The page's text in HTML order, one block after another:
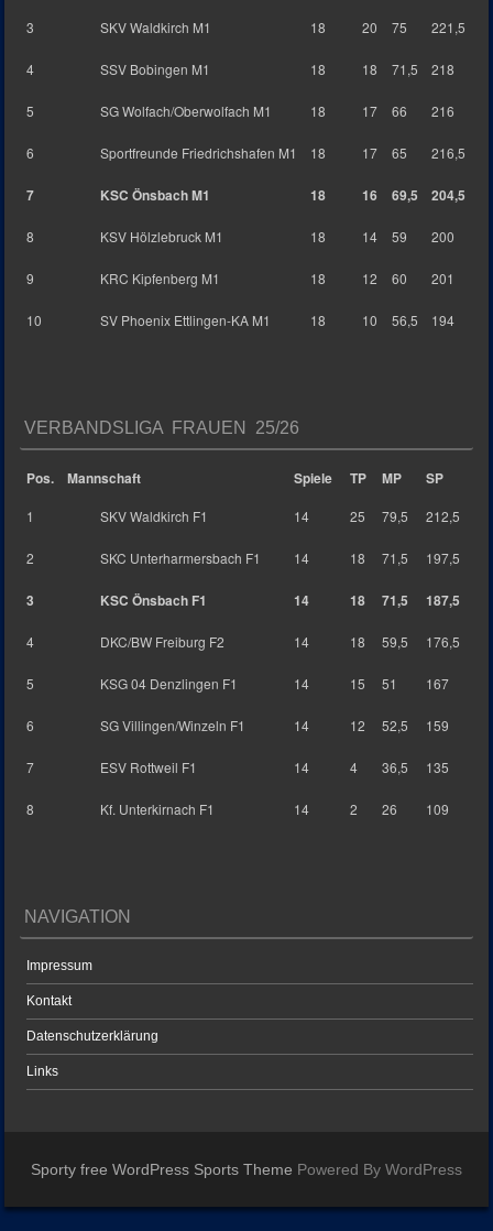
3 SKV Waldkirch M1 18 20 75 221,5
4 SSV Bobingen M1 18 18 71,5 218
5 SG Wolfach/Oberwolfach M1 18 17 66 216
6 Sportfreunde Friedrichshafen M1 18 17 65 216,5
7 KSC Önsbach M1 18 16 69,5 204,5
8 KSV Hölzlebruck M1 18 14 59 200
9 KRC Kipfenberg M1 18 12 60 201
10 SV Phoenix Ettlingen-KA M1 18 10 56,5 194
VERBANDSLIGA FRAUEN 25/26
Pos. Mannschaft Spiele TP MP SP
1 SKV Waldkirch F1 14 25 79,5 212,5
2 SKC Unterharmersbach F1 14 18 71,5 197,5
3 KSC Önsbach F1 14 18 71,5 187,5
4 DKC/BW Freiburg F2 14 18 59,5 176,5
5 KSG 04 Denzlingen F1 14 15 51 167
6 SG Villingen/Winzeln F1 14 12 52,5 159
7 ESV Rottweil F1 14 4 36,5 135
8 Kf. Unterkirnach F1 14 2 26 109
NAVIGATION
Impressum
Kontakt
Datenschutzerklärung
Links
Sporty free WordPress Sports Theme Powered By WordPress